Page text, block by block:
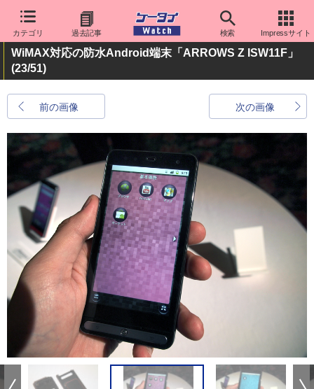
カテゴリ 過去記事 検索 Impressサイト
WiMAX対応の防水Android端末「ARROWS Z ISW11F」
(23/51)
前の画像 次の画像